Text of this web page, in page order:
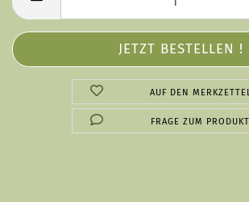
AUF DEN
FRAGE ZUM PRODUKT